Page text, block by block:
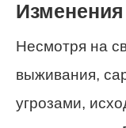
Несмотря на
выживания,
угрозами,